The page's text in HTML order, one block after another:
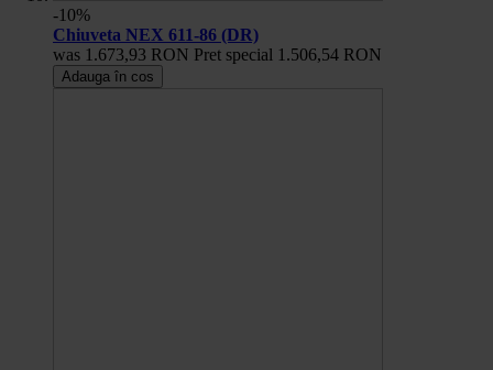
-10%
Chiuveta NEX 611-86 (DR)
was 1.673,93 RON Pret special 1.506,54 RON
Adauga în cos